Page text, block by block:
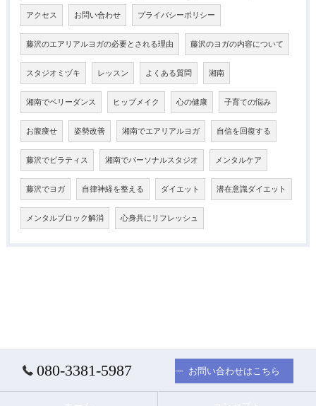
アクセス お問い合わせ プライバシーポリシー
藤沢のエアリアルヨガの必要とされる理由 藤沢のヨガの内容について
スタジオミヅキ レッスン よくある質問 湘南
湘南でベリーダンス ヒップメイク 心の健康 子育ての悩み
お腹痩せ 姿勢改善 湘南でエアリアルヨガ 自信を回復する
藤沢でピラティス 湘南でパーソナルスタジオ メンタルケア
藤沢でヨガ 自律神経を整える ダイエット 潜在意識ダイエット
メンタルブロック解消 心身共にリフレッシュ
080-3381-5987 お問い合わせはこちら